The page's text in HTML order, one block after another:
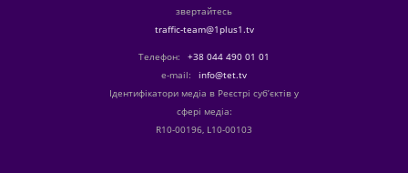
звертайтесь
traffic-team@1plus1.tv
Телефон:
+38 044 490 01 01
е-mail:
info@tet.tv
Ідентифікатори медіа в Реєстрі суб’єктів у
сфері медіа:
R10-00196, L10-00103